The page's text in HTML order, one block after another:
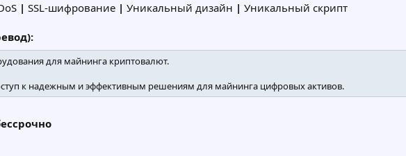
| SSL-шифрование | Уникальный дизайн | Уникальный скрипт
для майнинга криптовалют.
к надежным и эффективным решениям для майнинга цифровых активов.